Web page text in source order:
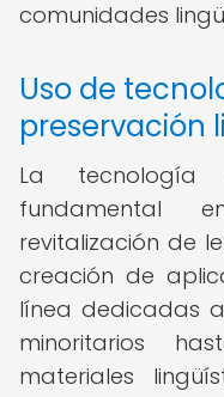
comunidades
Uso de
preservación
La tecnología
fundamental
revitalización de
creación de
línea dedicadas
minoritarios
materiales